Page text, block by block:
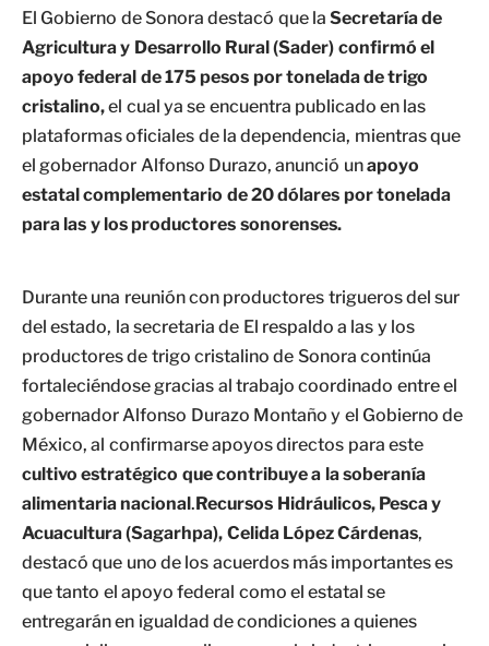
El Gobierno de Sonora destacó que laSecretaría de
Agricultura y Desarrollo Rural (Sader) confirmó el
apoyo federal de 175 pesos por tonelada de trigo
cristalino,el cual ya se encuentra publicado en las
plataformas oficiales de la dependencia, mientras que
el gobernador Alfonso Durazo, anunció unapoyo
estatal complementario de 20 dólares por tonelada
para las y los productores sonorenses.
Durante una reunión con productores trigueros del sur
del estado, la secretaria de El respaldo a las y los
productores de trigo cristalino de Sonora continúa
fortaleciéndose gracias al trabajo coordinado entre el
gobernador Alfonso Durazo Montaño y el Gobierno de
México, al confirmarse apoyos directos para este
cultivo estratégico que contribuye a la soberanía
alimentaria nacional.Recursos Hidráulicos, Pesca y
Acuacultura (Sagarhpa), Celida López Cárdenas,
destacó que uno de los acuerdos más importantes es
que tanto el apoyo federal como el estatal se
entregarán en igualdad de condiciones a quienes